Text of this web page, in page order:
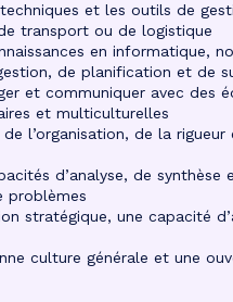
et les outils de
transport ou de logistique
en informatique,
de planification et de
et communiquer avec des
et multiculturelles
de l’organisation, de la
d’analyse, de synthèse
problèmes
stratégique, une capacité
culture générale et une